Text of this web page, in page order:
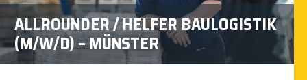
ALLROUNDER / HELFER BAULOGISTIK
(M/W/D) – MÜNSTER